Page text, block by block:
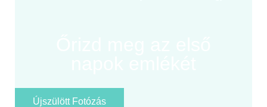
Újszülött Fotózás